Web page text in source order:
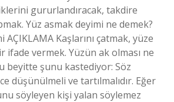
gururlandıracak, takdire
Yüz asmak deyimi ne demek?
Kaşlarını çatmak, yüze
ifade vermek. Yüzün ak olması ne
beyitte şunu kastediyor: Söz
düşünülmeli ve tartılmalıdır. Eğer
söyleyen kişi yalan söylemez